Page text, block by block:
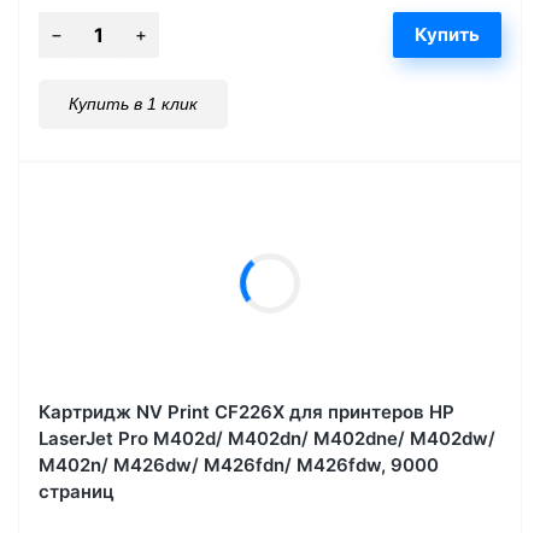
Купить в 1 клик
Картридж NV Print CF226X для принтеров HP
LaserJet Pro M402d/ M402dn/ M402dne/ M402dw/
M402n/ M426dw/ M426fdn/ M426fdw, 9000
страниц